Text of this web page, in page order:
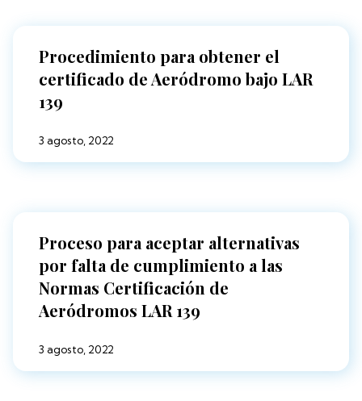
Procedimiento para obtener el
certificado de Aeródromo bajo LAR
139
3 agosto, 2022
Proceso para aceptar alternativas
por falta de cumplimiento a las
Normas Certificación de
Aeródromos LAR 139
3 agosto, 2022